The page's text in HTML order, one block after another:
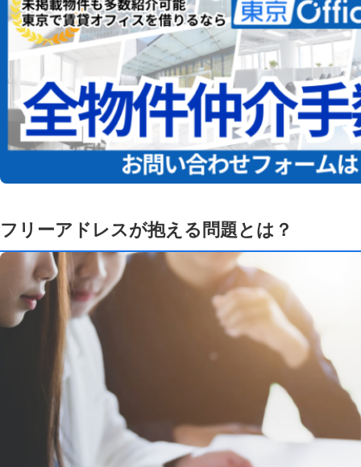
フリーアドレスが抱える問題とは？